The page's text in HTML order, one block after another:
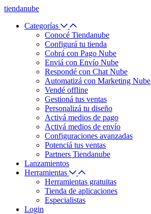
tiendanube
Categorías
Conocé Tiendanube
Configurá tu tienda
Cobrá con Pago Nube
Enviá con Envío Nube
Respondé con Chat Nube
Automatizá con Marketing Nube
Vendé offline
Gestioná tus ventas
Personalizá tu diseño
Activá medios de pago
Activá medios de envío
Configuraciones avanzadas
Potenciá tus ventas
Partners Tiendanube
Lanzamientos
Herramientas
Herramientas gratuitas
Tienda de aplicaciones
Especialistas
Login